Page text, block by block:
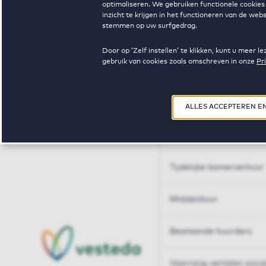
optimaliseren. We gebruiken functionele
inzicht te krijgen in het functioneren van de
stemmen op uw surfgedrag.
Door op ‘Zelf instellen’ te klikken, kunt u meer
gebruik van cookies zoals omschreven in onze
ALLES ACCEPTEREN
Huren op maat
Tijdelijke kamerverhuur
Middenhuur
Bestaande huurders
Voorrang verlaten